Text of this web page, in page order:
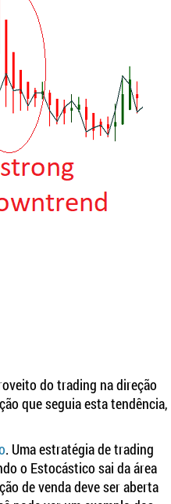
do trading na direção
que seguia esta tendência,
. Uma estratégia de trading
o Estocástico sai da área
de venda deve ser aberta